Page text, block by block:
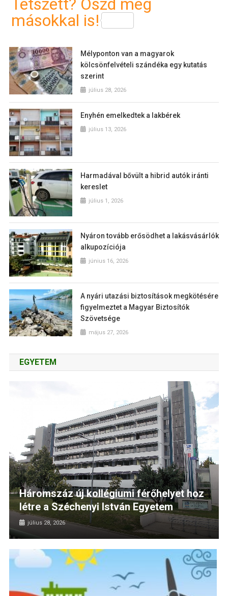
Tetszett? Oszd meg
másokkal is!
Mélyponton van a magyarok
kölcsönfelvételi szándéka egy kutatás
szerint
július 28, 2026
Enyhén emelkedtek a lakbérek
július 13, 2026
Harmadával bővült a hibrid autók iránti
kereslet
július 1, 2026
Nyáron tovább erősödhet a lakásvásárlók
alkupozíciója
június 16, 2026
A nyári utazási biztosítások megkötésére
figyelmeztet a Magyar Biztosítók
Szövetsége
május 27, 2026
EGYETEM
Háromszáz új kollégiumi férőhelyet hoz
létre a Széchenyi István Egyetem
július 28, 2026